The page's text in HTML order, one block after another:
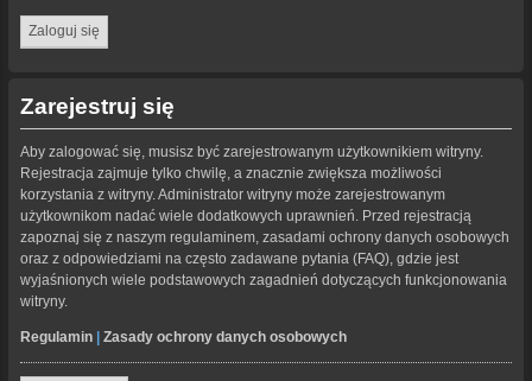
Zarejestruj się
Aby zalogować się, musisz być zarejestrowanym użytkownikiem witryny.
Rejestracja zajmuje tylko chwilę, a znacznie zwiększa możliwości
korzystania z witryny. Administrator witryny może zarejestrowanym
użytkownikom nadać wiele dodatkowych uprawnień. Przed rejestracją
zapoznaj się z naszym regulaminem, zasadami ochrony danych osobowych
oraz z odpowiedziami na często zadawane pytania (FAQ), gdzie jest
wyjaśnionych wiele podstawowych zagadnień dotyczących funkcjonowania
witryny.
Regulamin Zasady ochrony danych osobowych